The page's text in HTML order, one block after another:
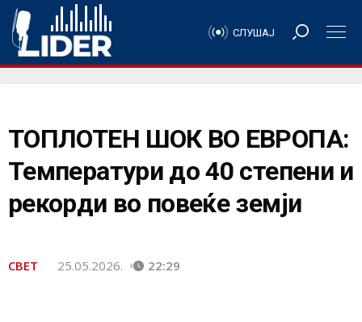
СЛУШАЈ
ТОПЛОТЕН ШОК ВО ЕВРОПА:
Температури до 40 степени и
рекорди во повеќе земји
СВЕТ 25.05.2026. 22:29